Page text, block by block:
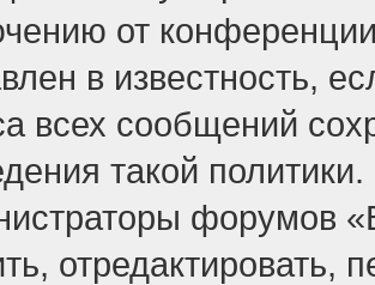
от
в известность,
всех сообщений
такой
форумов
отредактировать,